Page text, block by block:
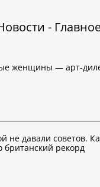
-
женщины — арт-
не давали советов.
британский рекорд